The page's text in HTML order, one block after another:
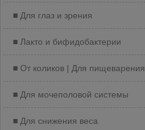
Для глаз и зрения
Лакто и бифидобактерии
От коликов | Для пищеварения
Для мочеполовой системы
Для снижения веса